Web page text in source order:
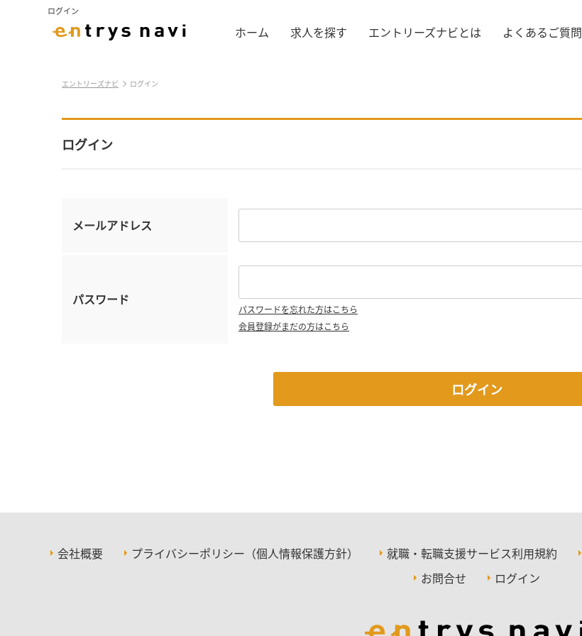
ログイン
ホーム 求人を探す エントリーズナビとは よくあるご質問
エントリーズナビ ログイン
ログイン
メールアドレス
パスワード
パスワードを忘れた方はこちら
会員登録がまだの方はこちら
ログイン
会社概要 プライバシーポリシー（個人情報保護方針） 就職・転職支援サービス利用規約
お問合せ
ログイン